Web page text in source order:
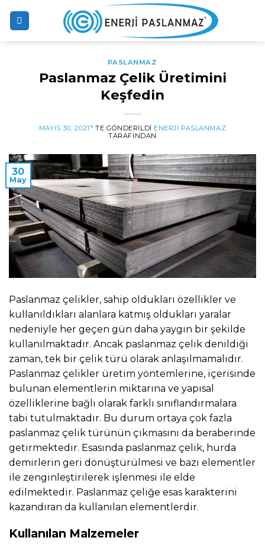
PASLANMAZ
Paslanmaz Çelik Üretimini
Keşfedin
MAYIS 30, 2021’' TE GÖNDERILDI ENERJI PASLANMAZ
TARAFINDAN
30
May
Paslanmaz çelikler, sahip oldukları özellikler ve
kullanıldıkları alanlara katmış oldukları yaralar
nedeniyle her geçen gün daha yaygın bir şekilde
kullanılmaktadır. Ancak paslanmaz çelik denildiği
zaman, tek bir çelik türü olarak anlaşılmamalıdır.
Paslanmaz çelikler üretim yöntemlerine, içerisinde
bulunan elementlerin miktarına ve yapısal
özelliklerine bağlı olarak farklı sınıflandırmalara
tabi tutulmaktadır. Bu durum ortaya çok fazla
paslanmaz çelik türünün çıkmasını da beraberinde
getirmektedir. Esasında paslanmaz çelik, hurda
demirlerin geri dönüştürülmesi ve bazı elementler
ile zenginleştirilerek işlenmesi ile elde
edilmektedir. Paslanmaz çeliğe esas karakterini
kazandıran da kullanılan elementlerdir.
Kullanılan Malzemeler